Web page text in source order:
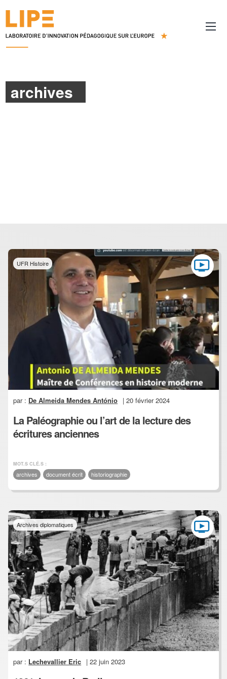
archives
UFR Histoire
par : De Almeida Mendes António | 20 février 2024
La Paléographie ou l’art de la lecture des
écritures anciennes
MOT.S CLÉ.S :
archives document écrit historiographie
Archives diplomatiques
par : Lechevallier Eric | 22 juin 2023